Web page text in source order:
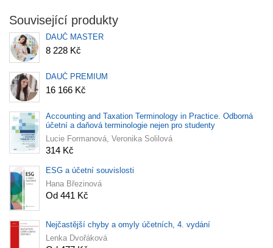
Související produkty
DAUČ MASTER
8 228 Kč
DAUČ PREMIUM
16 166 Kč
Accounting and Taxation Terminology in Practice. Odborná
účetní a daňová terminologie nejen pro studenty
Lucie Formanová, Veronika Solilová
314 Kč
ESG a účetní souvislosti
Hana Březinová
Od 441 Kč
Nejčastější chyby a omyly účetních, 4. vydání
Lenka Dvořáková